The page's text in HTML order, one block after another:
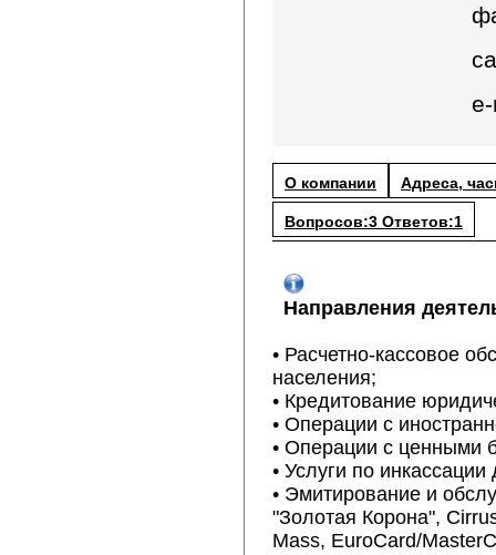
О компании Адреса,
Вопросов:3 Ответов:1
Направления
• Расчетно-кассовое
населения;
• Кредитование
• Операции с
• Операции с ценными
• Услуги по
• Эмитирование и
"Золотая Корона",
Mass, EuroCard/